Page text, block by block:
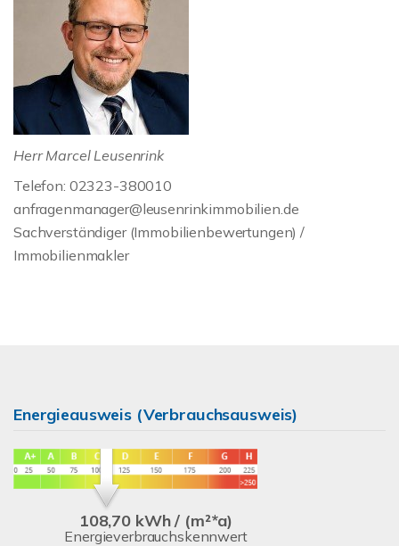
Herr Marcel Leusenrink
Telefon: 02323-380010
anfragenmanager@leusenrinkimmobilien.de
Sachverständiger (Immobilienbewertungen) /
Immobilienmakler
Energieausweis (Verbrauchsausweis)
108,70 kWh / (m²*a)
Energieverbrauchskennwert